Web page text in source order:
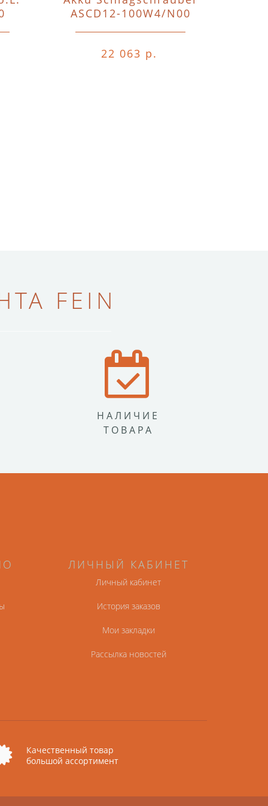
ASCD12-100W4/N00
22 063 р.
FEIN
НАЛИЧИЕ
ТОВАРА
ЛИЧНЫЙ КАБИНЕТ
Личный кабинет
История заказов
Мои закладки
Рассылка новостей
Качественный товар
большой ассортимент